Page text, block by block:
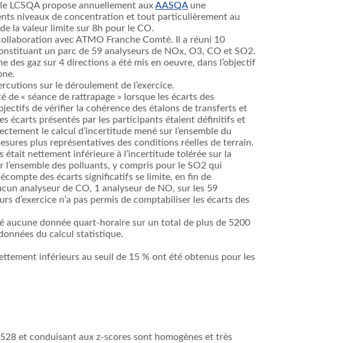
LCSQA propose annuellement auxAASQAune
niveaux de concentration et tout particulièrement au
la valeur limite sur 8h pour le CO.
avec ATMO Franche Comté. Il a réuni 10
un parc de 59 analyseurs de NOx, O3, CO et SO2.
gaz sur 4 directions a été mis en oeuvre, dans l’objectif
sur le déroulement de l’exercice.
« séance de rattrapage » lorsque les écarts des
de vérifier la cohérence des étalons de transferts et
écarts présentés par les participants étaient définitifs et
le calcul d’incertitude mené sur l’ensemble du
plus représentatives des conditions réelles de terrain.
était nettement inférieure à l’incertitude tolérée sur la
des polluants, y compris pour le SO2 qui
des écarts significatifs se limite, en fin de
analyseur de CO, 1 analyseur de NO, sur les 59
d’exercice n’a pas permis de comptabiliser les écarts des
aucune donnée quart-horaire sur un total de plus de 5200
du calcul statistique.
inférieurs au seuil de 15 % ont été obtenus pour les
et conduisant aux z-scores sont homogènes et très